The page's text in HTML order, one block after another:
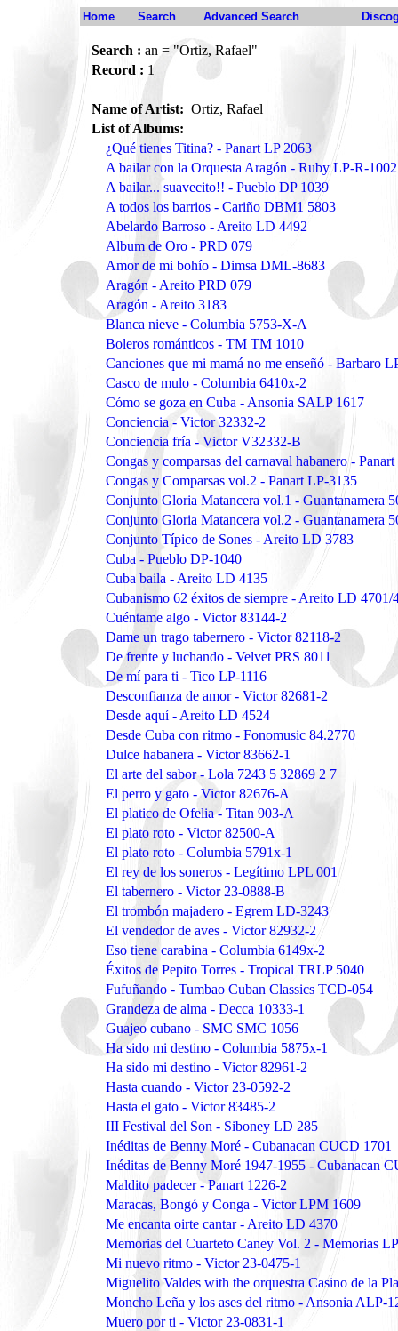
Home Search Advanced Search
Search : an = "Ortiz, Rafael"
Record : 1
Name of Artist: Ortiz, Rafael
List of Albums:
¿Qué tienes Titina? - Panart LP 2063
A bailar con la Orquesta Aragón - Ruby LP-R-1002
A bailar... suavecito!! - Pueblo DP 1039
A todos los barrios - Cariño DBM1 5803
Abelardo Barroso - Areito LD 4492
Album de Oro - PRD 079
Amor de mi bohío - Dimsa DML-8683
Aragón - Areito PRD 079
Aragón - Areito 3183
Blanca nieve - Columbia 5753-X-A
Boleros románticos - TM TM 1010
Canciones que mi mamá no me enseñó - Barbaro
Casco de mulo - Columbia 6410x-2
Cómo se goza en Cuba - Ansonia SALP 1617
Conciencia - Victor 32332-2
Conciencia fría - Victor V32332-B
Congas y comparsas del carnaval habanero -
Congas y Comparsas vol.2 - Panart LP-3135
Conjunto Gloria Matancera vol.1 - Guantanamera
Conjunto Gloria Matancera vol.2 - Guantanamera
Conjunto Típico de Sones - Areito LD 3783
Cuba - Pueblo DP-1040
Cuba baila - Areito LD 4135
Cubanismo 62 éxitos de siempre - Areito LD 4701/
Cuéntame algo - Victor 83144-2
Dame un trago tabernero - Victor 82118-2
De frente y luchando - Velvet PRS 8011
De mí para ti - Tico LP-1116
Desconfianza de amor - Victor 82681-2
Desde aquí - Areito LD 4524
Desde Cuba con ritmo - Fonomusic 84.2770
Dulce habanera - Victor 83662-1
El arte del sabor - Lola 7243 5 32869 2 7
El perro y gato - Victor 82676-A
El platico de Ofelia - Titan 903-A
El plato roto - Victor 82500-A
El plato roto - Columbia 5791x-1
El rey de los soneros - Legítimo LPL 001
El tabernero - Victor 23-0888-B
El trombón majadero - Egrem LD-3243
El vendedor de aves - Victor 82932-2
Eso tiene carabina - Columbia 6149x-2
Éxitos de Pepito Torres - Tropical TRLP 5040
Fufuñando - Tumbao Cuban Classics TCD-054
Grandeza de alma - Decca 10333-1
Guajeo cubano - SMC SMC 1056
Ha sido mi destino - Columbia 5875x-1
Ha sido mi destino - Victor 82961-2
Hasta cuando - Victor 23-0592-2
Hasta el gato - Victor 83485-2
III Festival del Son - Siboney LD 285
Inéditas de Benny Moré - Cubanacan CUCD 1701
Inéditas de Benny Moré 1947-1955 - Cubanacan
Maldito padecer - Panart 1226-2
Maracas, Bongó y Conga - Victor LPM 1609
Me encanta oirte cantar - Areito LD 4370
Memorias del Cuarteto Caney Vol. 2 - Memorias
Mi nuevo ritmo - Victor 23-0475-1
Miguelito Valdes with the orquestra Casino de la
Moncho Leña y los ases del ritmo - Ansonia ALP-
Muero por ti - Victor 23-0831-1